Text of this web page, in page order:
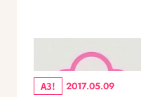
A3! 2017.05.09